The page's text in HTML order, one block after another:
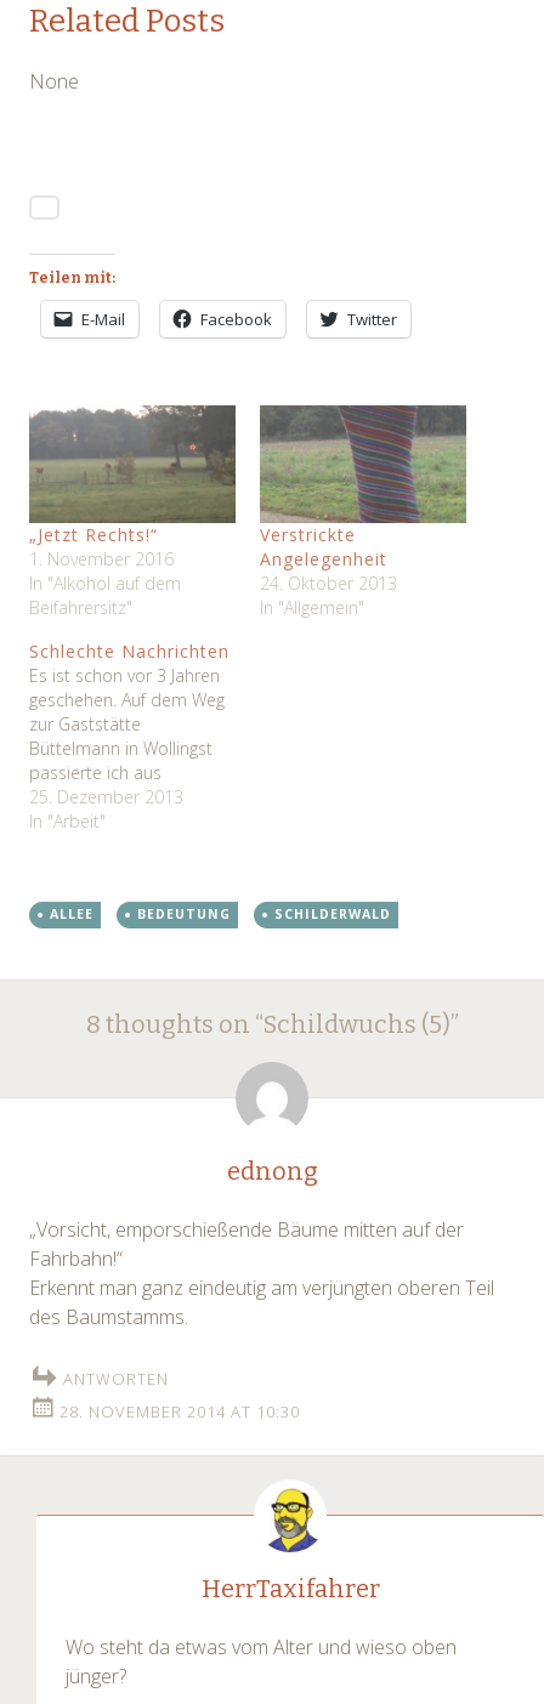
Related Posts
None
Teilen mit:
E-Mail Facebook Twitter
„Jetzt Rechts!“
1. November 2016
In "Alkohol auf dem
Beifahrersitz"
Verstrickte
Angelegenheit
24. Oktober 2013
In "Allgemein"
Schlechte Nachrichten
Es ist schon vor 3 Jahren
geschehen. Auf dem Weg
zur Gaststätte
Büttelmann in Wollingst
passierte ich aus
Beverstedt kommend den
Ortsausgang Osterndorf.
gut meistern lässt. Am
bremsend näherte,
bemerkte…
25. Dezember 2013
In "Arbeit"
ALLEE BEDEUTUNG SCHILDERWALD
Post
navigation
8 thoughts on “Schildwuchs (5)”
ednong
„Vorsicht, emporschießende Bäume mitten auf der
Fahrbahn!“
Erkennt man ganz eindeutig am verjüngten oberen Teil
des Baumstamms.
ANTWORTEN
28. NOVEMBER 2014 AT 10:30
HerrTaxifahrer
Wo steht da etwas vom Alter und wieso oben
jünger?